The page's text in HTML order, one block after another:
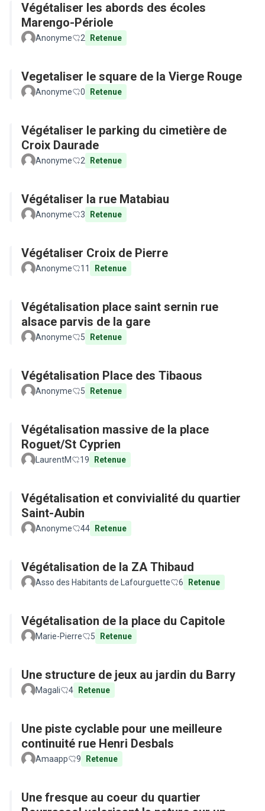
Végétaliser les abords des écoles
Marengo-Périole
Anonyme 2 Retenue
Vegetaliser le square de la Vierge Rouge
Anonyme 0 Retenue
Végétaliser le parking du cimetière de
Croix Daurade
Anonyme 2 Retenue
Végétaliser la rue Matabiau
Anonyme 3 Retenue
Végétaliser Croix de Pierre
Anonyme 11 Retenue
Végétalisation place saint sernin rue
alsace parvis de la gare
Anonyme 5 Retenue
Végétalisation Place des Tibaous
Anonyme 5 Retenue
Végétalisation massive de la place
Roguet/St Cyprien
LaurentM 19 Retenue
Végétalisation et convivialité du quartier
Saint-Aubin
Anonyme 44 Retenue
Végétalisation de la ZA Thibaud
Asso des Habitants de Lafourguette 6 Retenue
Végétalisation de la place du Capitole
Marie-Pierre 5 Retenue
Une structure de jeux au jardin du Barry
Magali 4 Retenue
Une piste cyclable pour une meilleure
continuité rue Henri Desbals
Amaapp 9 Retenue
Une fresque au coeur du quartier